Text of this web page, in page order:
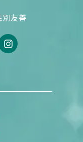
友善
I
n
s
r